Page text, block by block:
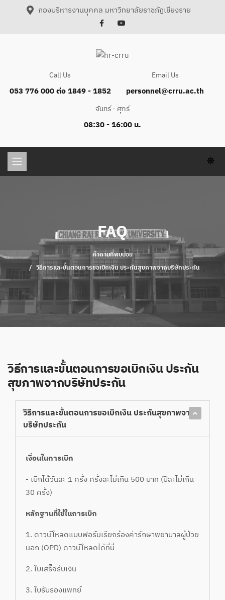
กองบริหารงานบุคคล มหาวิทยาลัยราชภัฏเชียงราย
Call Us
053 776 000 ต่อ 1849 - 1852
Email Us
personnel@crru.ac.th
จันทร์ - ศุกร์
08:30 - 16:00 น.
FAQ
คำถามที่พบบ่อย
วิธีการและขั้นตอนการขอเบิกเงิน ประกันสุขภาพจากบริษัทประกัน
วิธีการและขั้นตอนการขอเบิกเงิน ประกัน
สุขภาพจากบริษัทประกัน
วิธีการและขั้นตอนการขอเบิกเงิน ประกันสุขภาพจาก
บริษัทประกัน
เงื่อนในการเบิก
- เบิกได้วันละ 1 ครั้ง ครั้งละไม่เกิน 500 บาท (ปีละไม่เกิน
30 ครั้ง)
หลักฐานที่ใช้ในการเบิก
1. ดาวน์โหลดแบบฟอร์มเรียกร้องค่ารักษาพยาบาลผู้ป่วย
นอก (OPD) ดาวน์โหลดได้ที่นี่
2. ใบเสร็จรับเงิน
3. ใบรับรองแพทย์